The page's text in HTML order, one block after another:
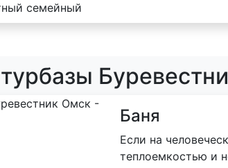
семейный
Баня
Если на
теплоемкостью и